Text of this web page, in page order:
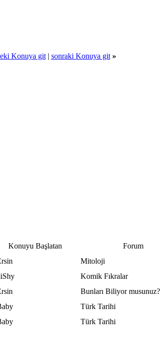
Konuya git| sonraki Konuya git »
Konuyu Başlatan Forum
Mitoloji
Komik Fıkralar
Bunları Biliyor musunuz?
Türk Tarihi
Türk Tarihi